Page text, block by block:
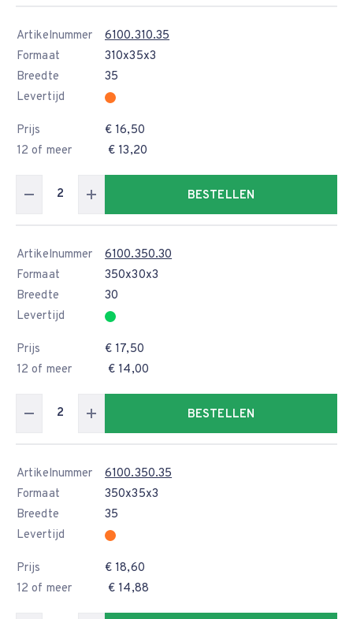
Artikelnummer
6100.310.35
Formaat
310x35x3
Breedte
35
Levertijd
Prijs
€ 16,50
12 of meer
€ 13,20
BESTELLEN
Artikelnummer
6100.350.30
Formaat
350x30x3
Breedte
30
Levertijd
Prijs
€ 17,50
12 of meer
€ 14,00
BESTELLEN
Artikelnummer
6100.350.35
Formaat
350x35x3
Breedte
35
Levertijd
Prijs
€ 18,60
12 of meer
€ 14,88